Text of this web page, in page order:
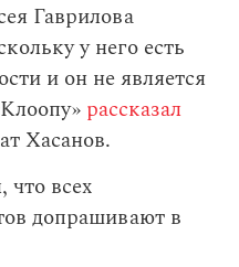
Гаврилова
у него есть
и он не является
рассказал
Хасанов.
всех
допрашивают в